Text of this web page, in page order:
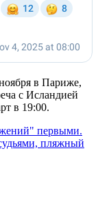
в Париже,
с Исландией
в 19:00.
первыми.
пляжный